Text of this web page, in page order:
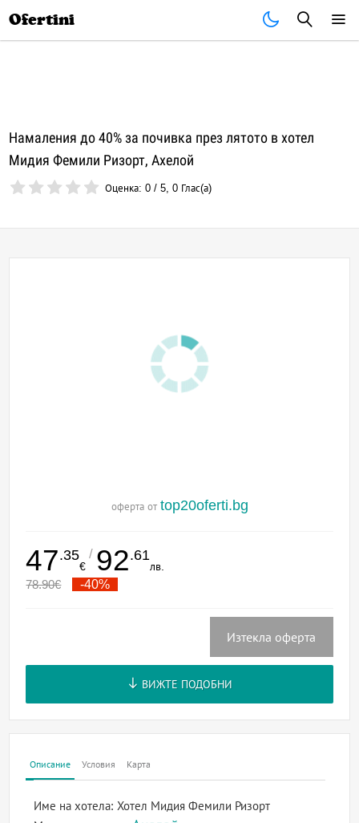
Ofertini
Намаления до 40% за почивка през лятото в хотел
Мидия Фемили Ризорт, Ахелой
Оценка:0 /5,0 Глас(а)
оферта от top20oferti.bg
47.35
€
/ 92.61
лв.
78.90€ -40%
Изтекла оферта
ВИЖТЕ ПОДОБНИ
Описание Условия Карта
Име на хотела: Хотел Мидия Фемили Ризорт